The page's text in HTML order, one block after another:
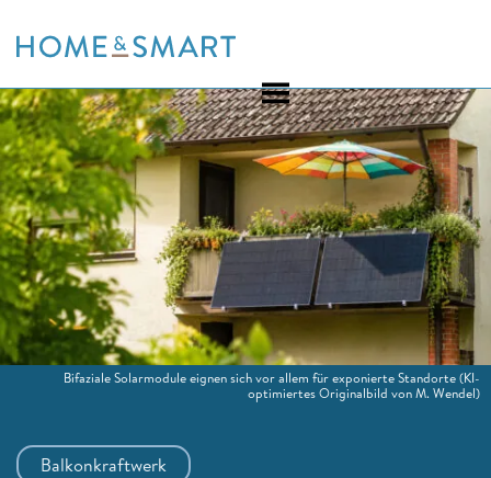
to
Balkonkraftwerk
Bifaziale Solarmodule eignen sich vor allem für exponierte Standorte(KI-
optimiertes Originalbild von M. Wendel)